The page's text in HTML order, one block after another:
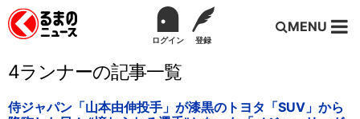
ログイン 登録
MENU
4ランナーの記事一覧
侍ジャパン「山本由伸投手」が漆黒のトヨタ「SUV」から